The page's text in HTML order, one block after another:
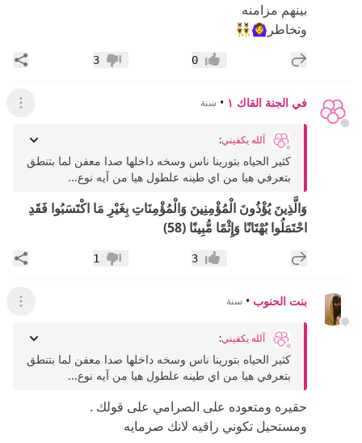
بينهم مزامنه
وتخاطر🙆‍♀️👯‍♂️
إضافة رد جديد إعجاب0 عدم إعجاب
3
في الجنة القاك ١ • سنة عرض
آلله يكفيني:
كثير الحياه بتورينا ناس وسخه داخلها صدا معفن لما بتنطق
بتعرفي هيا من اي طينه علطول هيا من آيه نوع...
وَالَّذِينَ يُؤْذُونَ الْمُؤْمِنِينَ وَالْمُؤْمِنَاتِ بِغَيْرِ مَا اكْتَسَبُوا فَقَدِ
احْتَمَلُوا بُهْتَانًا وَإِثْمًا مُّبِينًا (58)
إضافة رد جديد إعجاب3 عدم إعجاب
1
بنت الحنوب • سنة عرض
آلله يكفيني:
كثير الحياه بتورينا ناس وسخه داخلها صدا معفن لما بتنطق
بتعرفي هيا من اي طينه علطول هيا من آيه نوع...
حقيره ومتعوده على الصرامي على قولك .
ومستحيل تكوني راقيه لانك صرمايه